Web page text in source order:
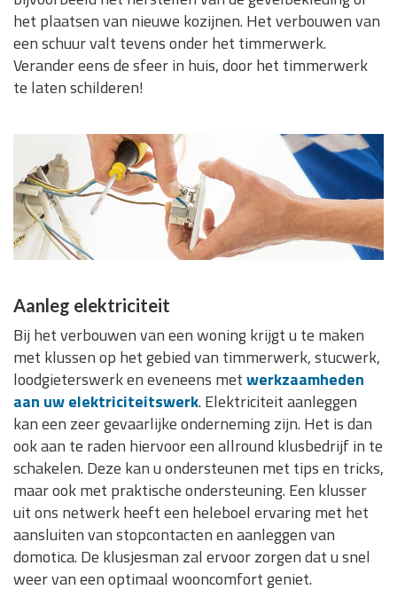
het plaatsen van nieuwe kozijnen. Het verbouwen van
een schuur valt tevens onder het timmerwerk.
Verander eens de sfeer in huis, door het timmerwerk
te laten schilderen!
Aanleg elektriciteit
Bij het verbouwen van een woning krijgt u te maken
met klussen op het gebied van timmerwerk, stucwerk,
loodgieterswerk en eveneens metwerkzaamheden
aan uw elektriciteitswerk. Elektriciteit aanleggen
kan een zeer gevaarlijke onderneming zijn. Het is dan
ook aan te raden hiervoor een allround klusbedrijf in te
schakelen. Deze kan u ondersteunen met tips en tricks,
maar ook met praktische ondersteuning. Een klusser
uit ons netwerk heeft een heleboel ervaring met het
aansluiten van stopcontacten en aanleggen van
domotica. De klusjesman zal ervoor zorgen dat u snel
weer van een optimaal wooncomfort geniet.